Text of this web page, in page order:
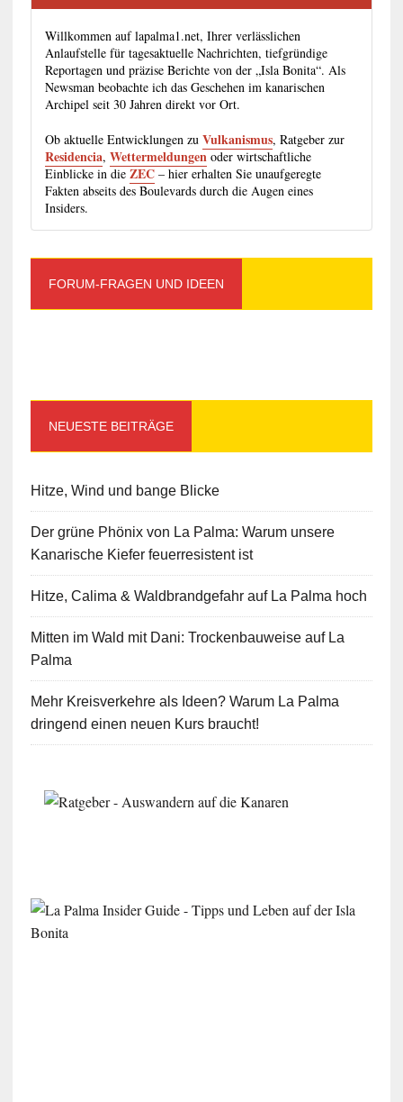
Willkommen auf lapalma1.net, Ihrer verlässlichen
Anlaufstelle für tagesaktuelle Nachrichten, tiefgründige
Reportagen und präzise Berichte von der „Isla Bonita“. Als
Newsman beobachte ich das Geschehen im kanarischen
Archipel seit 30 Jahren direkt vor Ort.
Ob aktuelle Entwicklungen zu Vulkanismus, Ratgeber zur
Residencia, Wettermeldungenoder wirtschaftliche
Einblicke in die ZEC– hier erhalten Sie unaufgeregte
Fakten abseits des Boulevards durch die Augen eines
Insiders.
FORUM-FRAGEN UND IDEEN
NEUESTE BEITRÄGE
Hitze, Wind und bange Blicke
Der grüne Phönix von La Palma: Warum unsere
Kanarische Kiefer feuerresistent ist
Hitze, Calima & Waldbrandgefahr auf La Palma hoch
Mitten im Wald mit Dani: Trockenbauweise auf La
Palma
Mehr Kreisverkehre als Ideen? Warum La Palma
dringend einen neuen Kurs braucht!